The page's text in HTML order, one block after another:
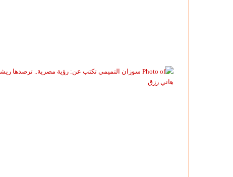
ترصدها
ريشة
سوزان التميمي تكتب عن: رؤية مصرية..